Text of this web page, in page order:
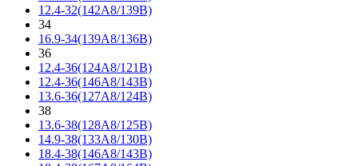
12.4-32(142A8/139B)
34
16.9-34(139A8/136B)
36
12.4-36(124A8/121B)
12.4-36(146A8/143B)
13.6-36(127A8/124B)
38
13.6-38(128A8/125B)
14.9-38(133A8/130B)
18.4-38(146A8/143B)